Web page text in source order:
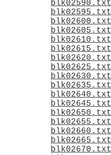
blk02590.txt
blk02595.txt
blk02600.txt
blk02605.txt
blk02610.txt
blk02615.txt
blk02620.txt
blk02625.txt
blk02630.txt
blk02635.txt
blk02640.txt
blk02645.txt
blk02650.txt
blk02655.txt
blk02660.txt
blk02665.txt
blk02670.txt